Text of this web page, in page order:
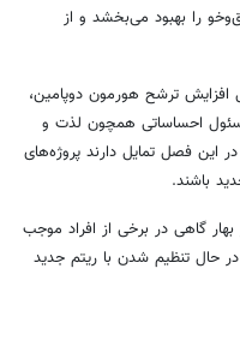
را بهبود می‌بخشد و از
ترشح هورمون دوپامین،
احساساتی همچون لذت و
این فصل تمایل دارند پروژه‌های
باشند.
گاهی در برخی از افراد موجب
حال تنظیم شدن با ریتم جدید